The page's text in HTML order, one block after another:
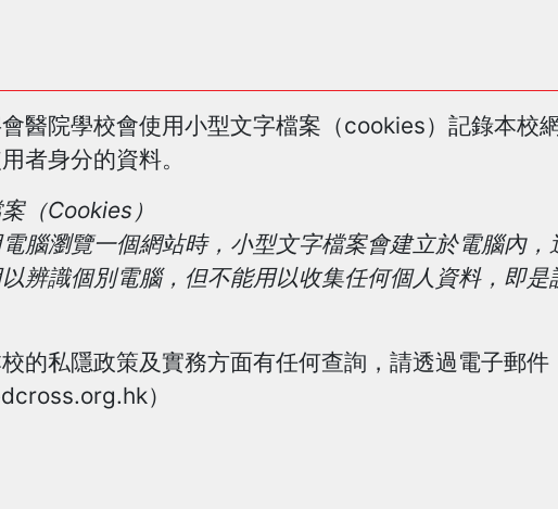
醫院學校會使用小型文字檔案（cookies）記錄本校
者身分的資料。
（Cookies）
腦瀏覽一個網站時，小型文字檔案會建立於電腦內
辨識個別電腦，但不能用以收集任何個人資料，即
的私隱政策及實務方面有任何查詢，請透過電子郵
）